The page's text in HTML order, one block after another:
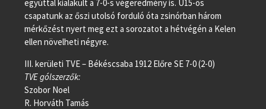
egyúttal kialakult a 7-0-s végeredmény is. U15-ös
csapatunk az őszi utolsó forduló óta zsinórban három
mérkőzést nyert meg ezt a sorozatot a hétvégén a Kelen
ellen növelheti négyre.
III. kerületi TVE – Békéscsaba 1912 Előre SE 7-0 (2-0)
TVE gólszerzők:
Szobor Noel
R. Horváth Tamás